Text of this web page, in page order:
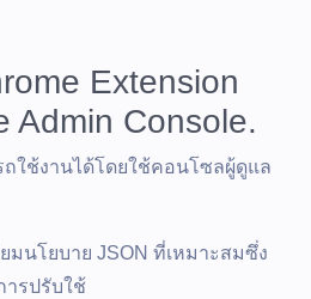
Extension
Admin Console.
ถใช้งานได้โดยใช้คอนโซลผู้ดูแล
นโยบาย JSON ที่เหมาะสมซึ่ง
ารปรับใช้